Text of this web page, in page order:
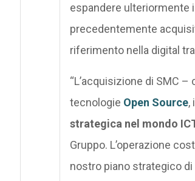
espandere ulteriormente
precedentemente
riferimento nella digital
“L’acquisizione di SMC –
tecnologie Open Source,
strategica nel mondo
Gruppo. L’operazione
nostro piano strategico